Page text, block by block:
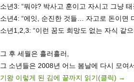
소년3: “뭐야? 박사고 훈이고 자시고 그냥
소년4: “에잇, 순진한 것들… 자고로 돈이면
소년1,2,3: “이런 꿈도 희망도 없는 자식 같
그 후 세월은 흘러흘러,
그 소년들은 2008년 어느 봄날에 다시 모여
기왕 이렇게 된 김에 끝까지 읽기(클릭) →